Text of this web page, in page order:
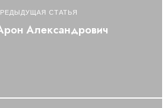
СТАТЬЯ
Александрович